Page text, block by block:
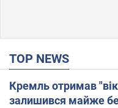
TOP NEWS
Кремль отримав
залишився майже